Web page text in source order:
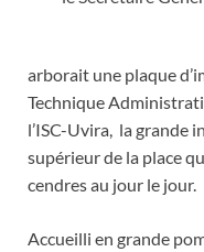
arborait une plaque
Technique
l’ISC-Uvira, la grande
supérieur de la place
cendres au jour le jour.
Accueilli en grande